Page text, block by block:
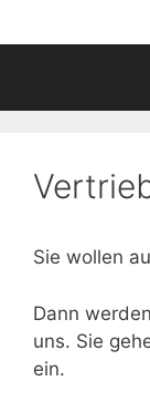
Sie wollen
Dann
uns. Sie
ein.